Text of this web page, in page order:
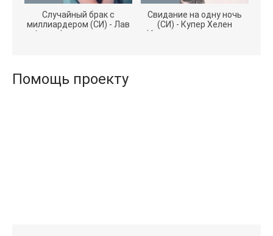
Случайный брак с
миллиардером (СИ) - Лав
Агата (полная версия
Свидание на одну ночь
(СИ) - Купер Хелен
(бесплатные серии книг
Помощь проекту